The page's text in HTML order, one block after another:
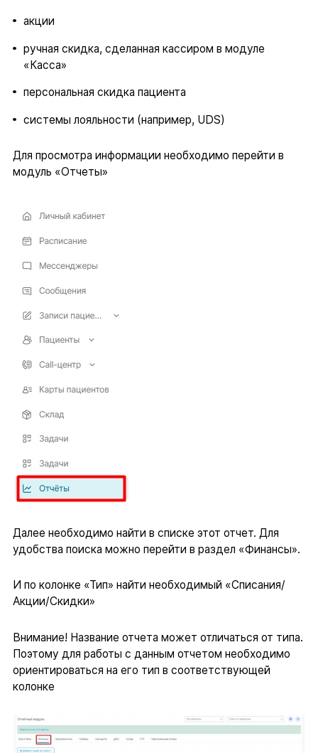
акции
ручная скидка, сделанная кассиром в модуле
«Касса»
персональная скидка пациента
системы лояльности (например, UDS)
Для просмотра информации необходимо перейти в
модуль «Отчеты»
Далее необходимо найти в списке этот отчет. Для
удобства поиска можно перейти в раздел «Финансы».
И по колонке «Тип» найти необходимый «Списания/
Акции/Скидки»
Внимание! Название отчета может отличаться от типа.
Поэтому для работы с данным отчетом необходимо
ориентироваться на его тип в соответствующей
колонке